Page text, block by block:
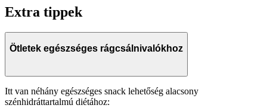
Extra tippek
Ötletek egészséges rágcsálnivalókhoz
Itt van néhány egészséges snack lehetőség alacsony
szénhidráttartalmú diétához: